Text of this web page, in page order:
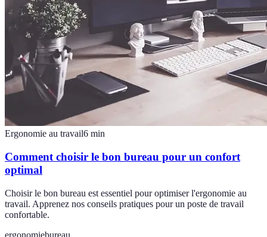
Ergonomie au travail6 min
Comment choisir le bon bureau pour un confort
optimal
Choisir le bon bureau est essentiel pour optimiser l'ergonomie au
travail. Apprenez nos conseils pratiques pour un poste de travail
confortable.
ergonomiebureau